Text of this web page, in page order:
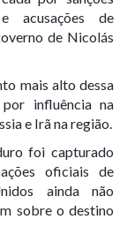
acusações de
de Nicolás
mais alto dessa
influência na
e Irã na região.
foi capturado
oficiais de
ainda não
sobre o destino